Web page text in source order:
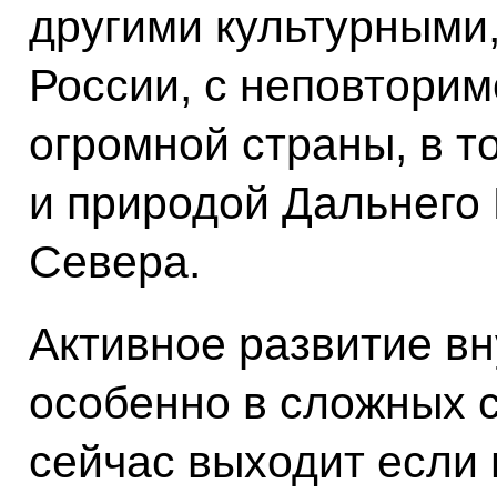
другими
России, с
огромной страны, в
и природой Дальнего
Севера.
Активное развитие
особенно в сложных
сейчас выходит